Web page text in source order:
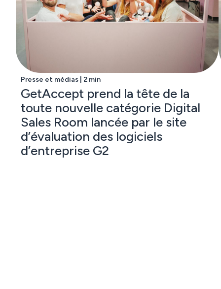
Presse et médias | 2 min
GetAccept prend la tête de la
toute nouvelle catégorie Digital
Sales Room lancée par le site
d’évaluation des logiciels
d’entreprise G2